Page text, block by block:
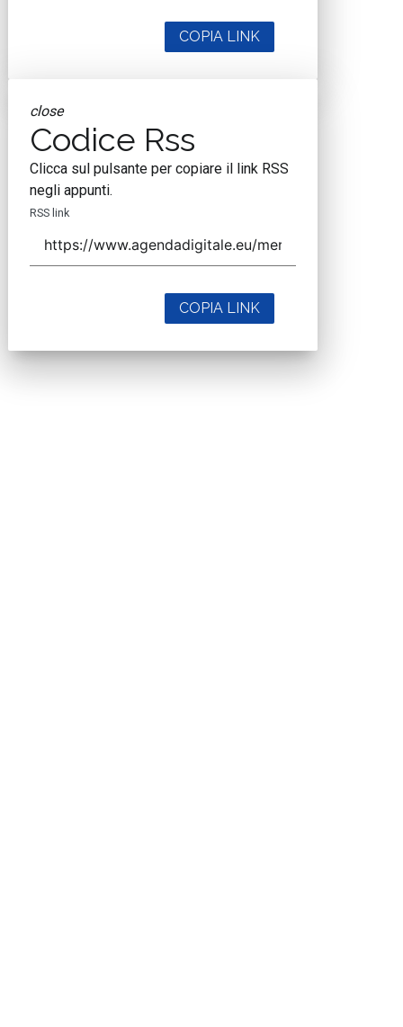
COPIA LINK
close
Codice Rss
Clicca sul pulsante per copiare il link RSS
negli appunti.
RSS link
COPIA LINK